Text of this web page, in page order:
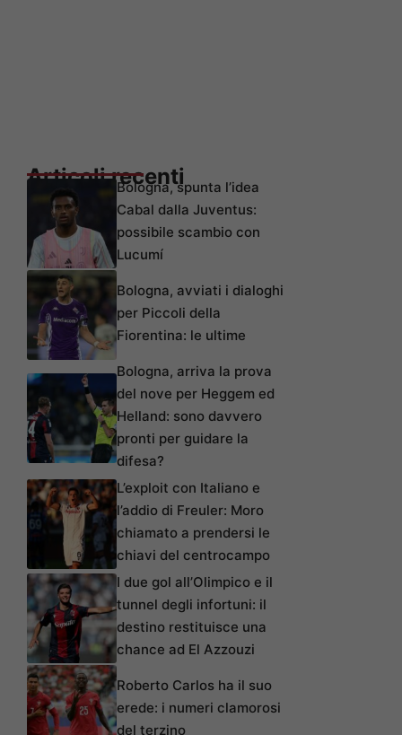
Articoli recentiBologna, spunta l’idea
Cabal dalla Juventus:
possibile scambio con
Lucumí
Bologna, avviati i dialoghi
per Piccoli della
Fiorentina: le ultime
Bologna, arriva la prova
del nove per Heggem ed
Helland: sono davvero
pronti per guidare la
difesa?
L’exploit con Italiano e
l’addio di Freuler: Moro
chiamato a prendersi le
chiavi del centrocampo
I due gol all’Olimpico e il
tunnel degli infortuni: il
destino restituisce una
chance ad El Azzouzi
Roberto Carlos ha il suo
erede: i numeri clamorosi
del terzino